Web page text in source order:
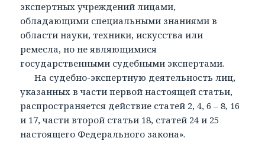
экспертных учреждений лицами,
обладающими специальными знаниями в
области науки, техники, искусства или
ремесла, но не являющимися
государственными судебными экспертами.
На судебно-экспертную деятельность лиц,
указанных в части первой настоящей статьи,
распространяется действие статей 2, 4, 6 – 8, 16
и 17, части второй статьи 18, статей 24 и 25
настоящего Федерального закона».